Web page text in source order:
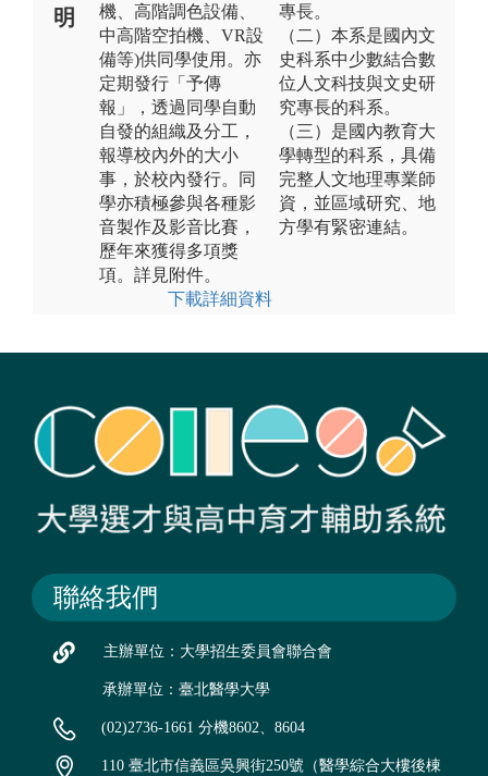
明
機、高階調色設備、
中高階空拍機、VR設
備等)供同學使用。亦
定期發行「予傳
報」，透過同學自動
自發的組織及分工，
報導校內外的大小
事，於校內發行。同
學亦積極參與各種影
音製作及影音比賽，
歷年來獲得多項獎
項。詳見附件。
下載詳細資料
專長。
（二）本系是國內文
史科系中少數結合數
位人文科技與文史研
究專長的科系。
（三）是國內教育大
學轉型的科系，具備
完整人文地理專業師
資，並區域研究、地
方學有緊密連結。
聯絡我們
主辦單位：大學招生委員會聯合會
承辦單位：臺北醫學大學
(02)2736-1661 分機8602、8604
110 臺北市信義區吳興街250號（醫學綜合大樓後棟